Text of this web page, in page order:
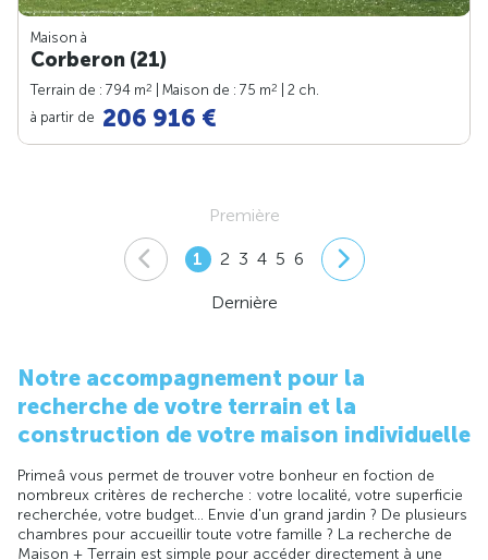
Maison à
Corberon (21)
Terrain de : 794 m2 | Maison de : 75 m2
| 2 ch.
à partir de 206 916 €
Première
1 2 3 4 5 6
Dernière
Notre accompagnement pour la
recherche de votre terrain et la
construction de votre maison individuelle
Primeâ vous permet de trouver votre bonheur en foction de
nombreux critères de recherche : votre localité, votre superficie
recherchée, votre budget... Envie d'un grand jardin ? De plusieurs
chambres pour accueillir toute votre famille ? La recherche de
Maison + Terrain est simple pour accéder directement à une